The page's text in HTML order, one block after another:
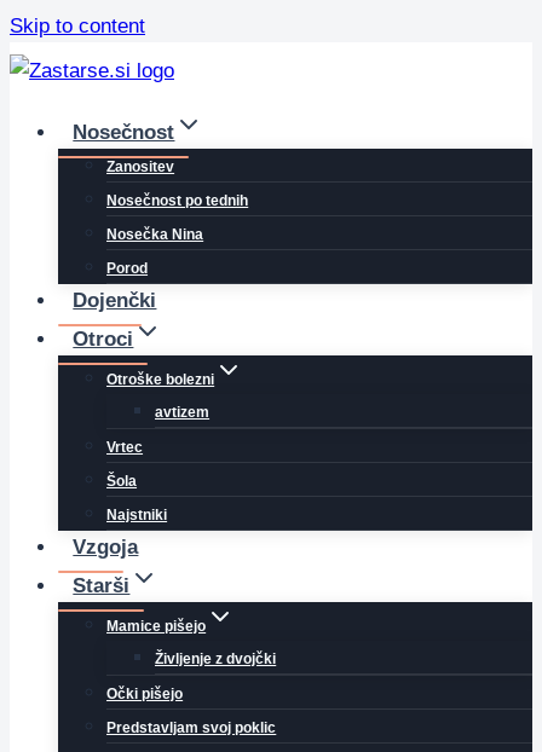
Skip to content
Nosečnost
Zanositev
Nosečnost po tednih
Nosečka Nina
Porod
Dojenčki
Otroci
Otroške bolezni
avtizem
Vrtec
Šola
Najstniki
Vzgoja
Starši
Mamice pišejo
Življenje z dvojčki
Očki pišejo
Predstavljam svoj poklic